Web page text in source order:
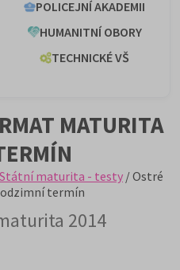
POLICEJNÍ AKADEMII
HUMANITNÍ OBORY
TECHNICKÉ VŠ
MATURITA
Státní maturita - testy / Ostré
termín
2014